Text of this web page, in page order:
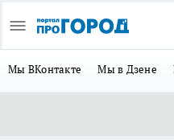
Мы ВКонтакте Мы в Дзене